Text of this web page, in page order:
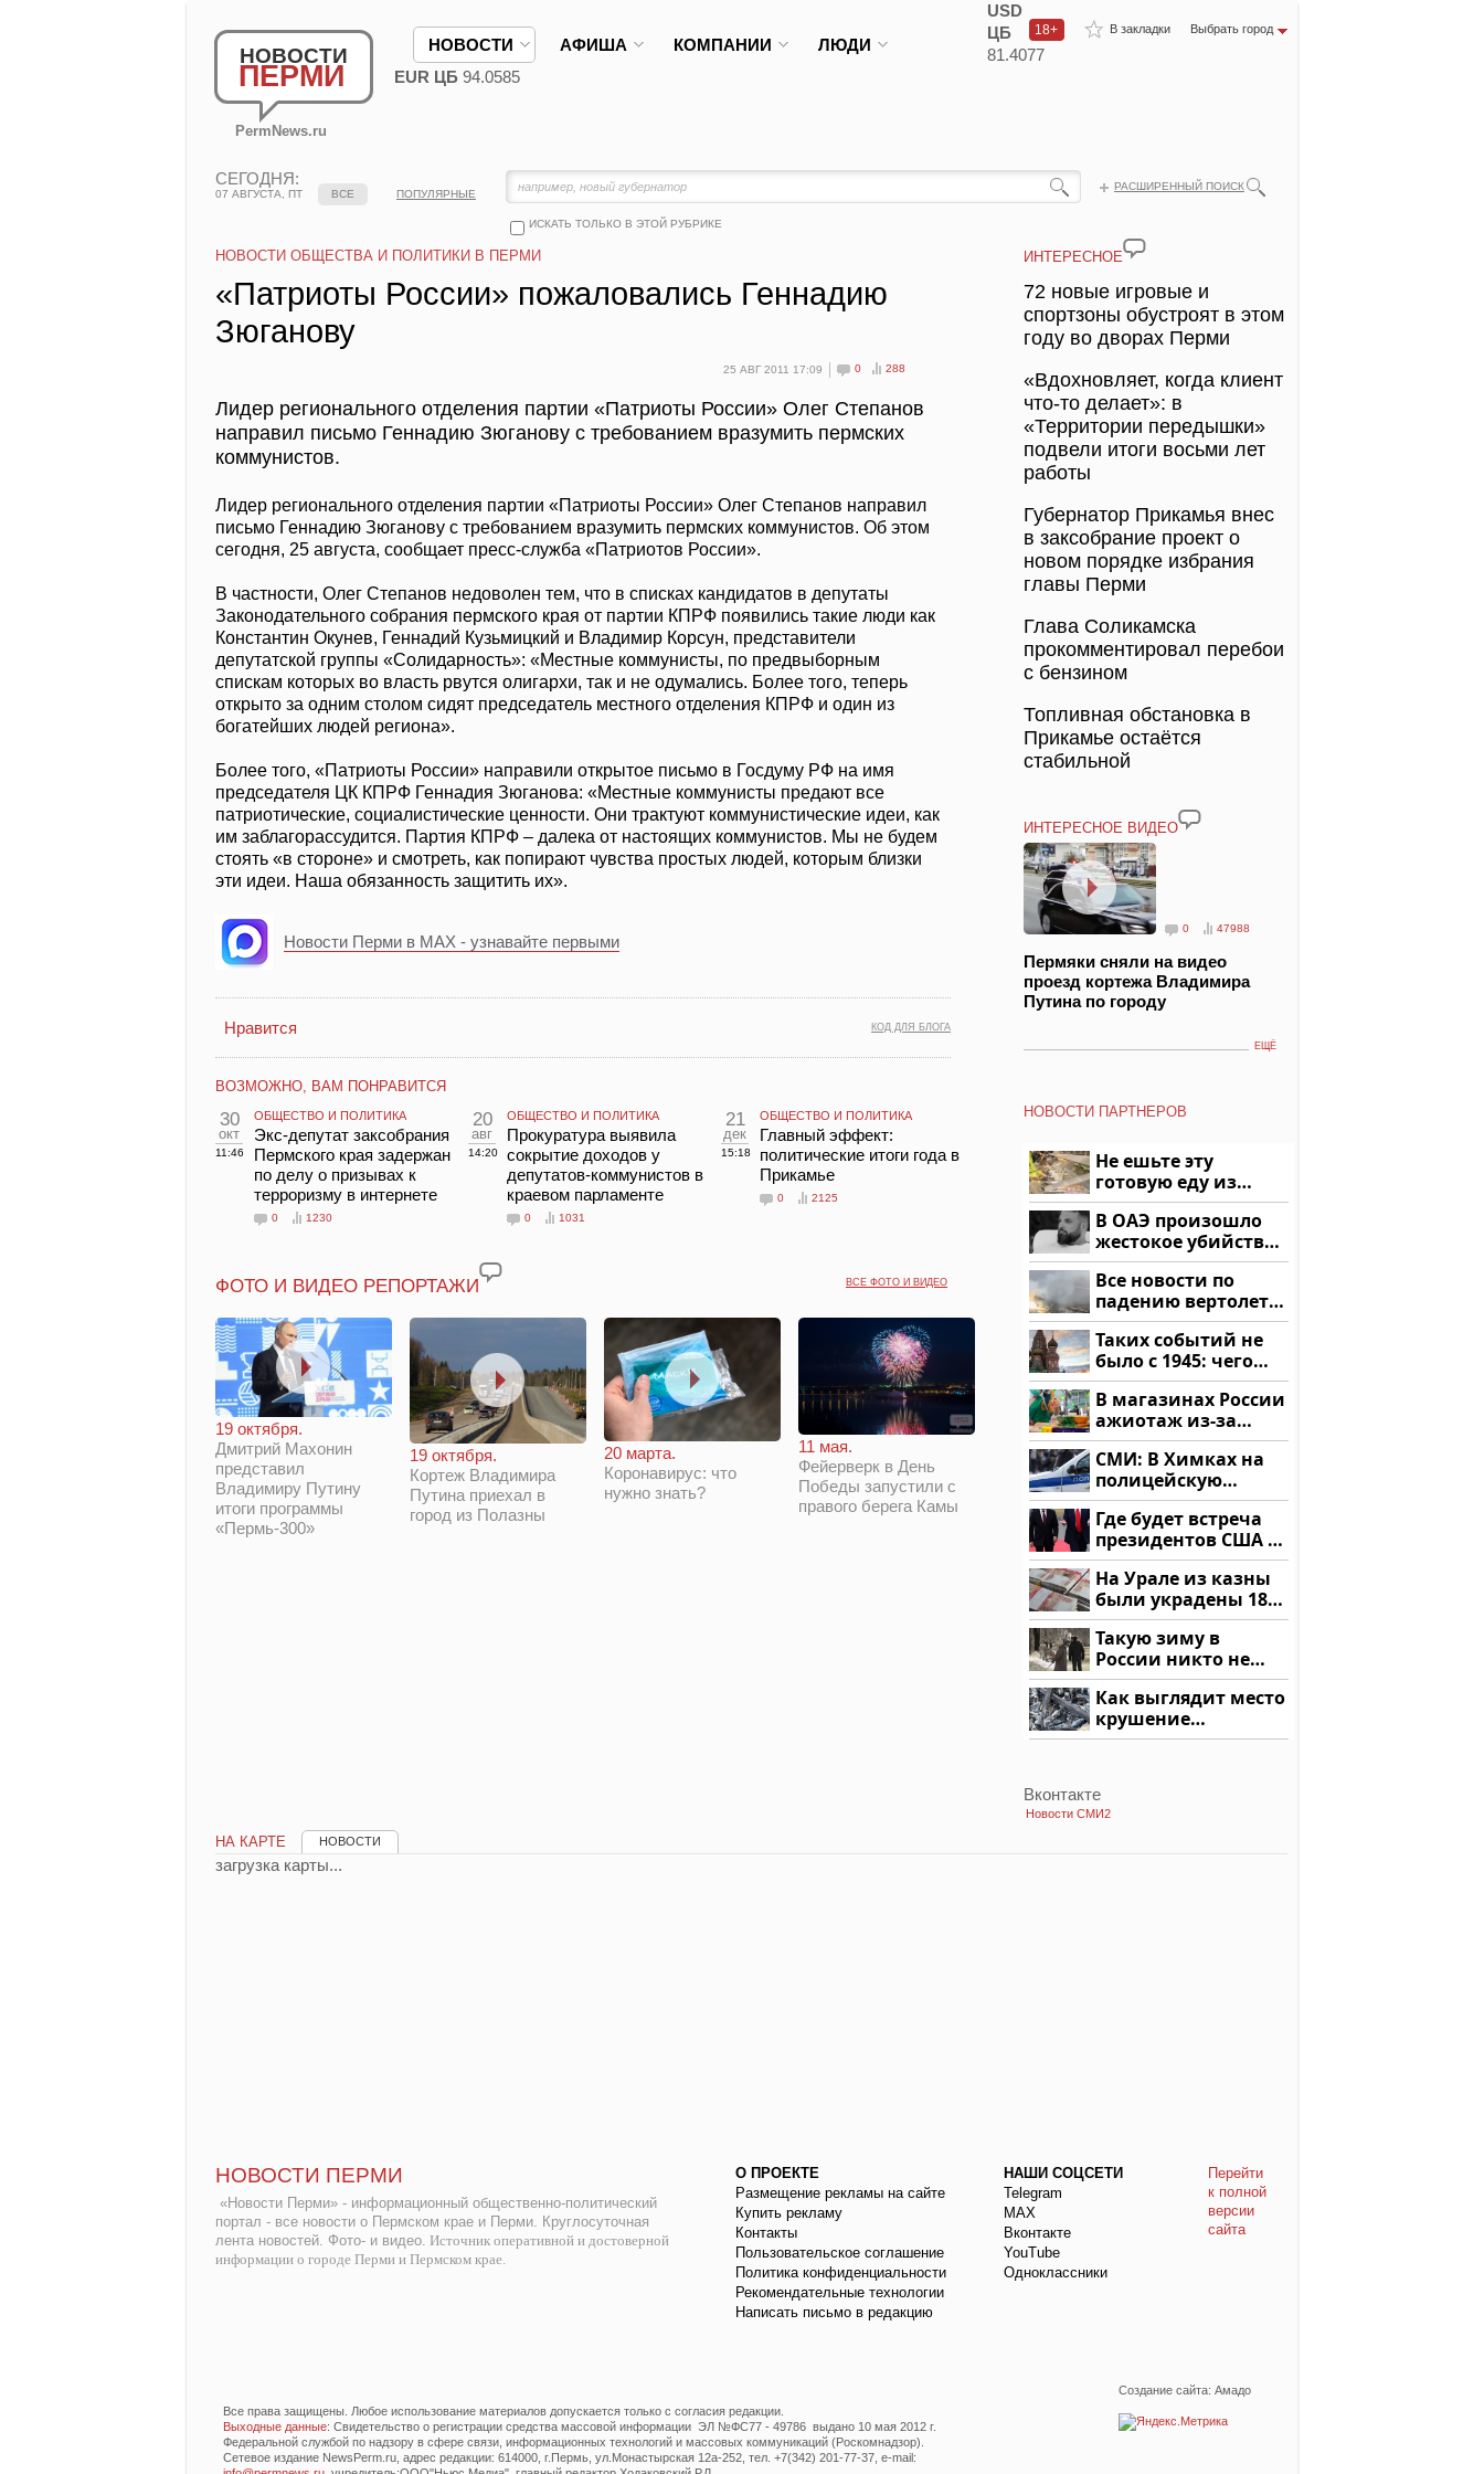
НОВОСТИ
ПЕРМИ
PermNews.ru
В закладки Выбрать город
18+
НОВОСТИ АФИША КОМПАНИИ ЛЮДИ
USD
ЦБ
81.4077
EUR ЦБ 94.0585
СЕГОДНЯ:
07 АВГУСТА, ПТ
РАСШИРЕННЫЙ ПОИСК
ИСКАТЬ ТОЛЬКО В ЭТОЙ РУБРИКЕ
ВСЕ ПОПУЛЯРНЫЕ
НОВОСТИ ОБЩЕСТВА И ПОЛИТИКИ В ПЕРМИ
«Патриоты России» пожаловались Геннадию
Зюганову
25 АВГ 2011 17:09 0 288
Лидер регионального отделения партии «Патриоты России» Олег Степанов
направил письмо Геннадию Зюганову с требованием вразумить пермских
коммунистов.
Лидер регионального отделения партии «Патриоты России» Олег Степанов направил
письмо Геннадию Зюганову с требованием вразумить пермских коммунистов. Об этом
сегодня, 25 августа, сообщает пресс-служба «Патриотов России».
В частности, Олег Степанов недоволен тем, что в списках кандидатов в депутаты
Законодательного собрания пермского края от партии КПРФ появились такие люди как
Константин Окунев, Геннадий Кузьмицкий и Владимир Корсун, представители
депутатской группы «Солидарность»: «Местные коммунисты, по предвыборным
спискам которых во власть рвутся олигархи, так и не одумались. Более того, теперь
открыто за одним столом сидят председатель местного отделения КПРФ и один из
богатейших людей региона».
Более того, «Патриоты России» направили открытое письмо в Госдуму РФ на имя
председателя ЦК КПРФ Геннадия Зюганова: «Местные коммунисты предают все
патриотические, социалистические ценности. Они трактуют коммунистические идеи, как
им заблагорассудится. Партия КПРФ – далека от настоящих коммунистов. Мы не будем
стоять «в стороне» и смотреть, как попирают чувства простых людей, которым близки
эти идеи. Наша обязанность защитить их».
Новости Перми в MAX - узнавайте первыми
КОД ДЛЯ БЛОГА
Нравится
ВОЗМОЖНО, ВАМ ПОНРАВИТСЯ
30
окт
11:46
ОБЩЕСТВО И ПОЛИТИКА
Экс-депутат заксобрания
Пермского края задержан
по делу о призывах к
терроризму в интернете
0 1230
20
авг
14:20
ОБЩЕСТВО И ПОЛИТИКА
Прокуратура выявила
сокрытие доходов у
депутатов-коммунистов в
краевом парламенте
0 1031
21
дек
15:18
ОБЩЕСТВО И ПОЛИТИКА
Главный эффект:
политические итоги года в
Прикамье
0 2125
ВСЕ ФОТО И ВИДЕО
ФОТО И ВИДЕО РЕПОРТАЖИ
19 октября.
Дмитрий Махонин
представил
Владимиру Путину
итоги программы
«Пермь-300»
19 октября.
Кортеж Владимира
Путина приехал в
город из Полазны
20 марта.
Коронавирус: что
нужно знать?
11 мая.
Фейерверк в День
Победы запустили с
правого берега Камы
ИНТЕРЕСНОЕ
72 новые игровые и
спортзоны обустроят в этом
году во дворах Перми
«Вдохновляет, когда клиент
что-то делает»: в
«Территории передышки»
подвели итоги восьми лет
работы
Губернатор Прикамья внес
в заксобрание проект о
новом порядке избрания
главы Перми
Глава Соликамска
прокомментировал перебои
с бензином
Топливная обстановка в
Прикамье остаётся
стабильной
ИНТЕРЕСНОЕ ВИДЕО
0 47988
Пермяки сняли на видео
проезд кортежа Владимира
Путина по городу
ЕЩЁ
НОВОСТИ ПАРТНЕРОВ
Не ешьте эту
готовую еду из
магазина: список
В ОАЭ произошло
жестокое убийство
криптомиллионера
Все новости по
падению вертолета
на Кавказе: читать
здесь
Таких событий не
было с 1945: чего
ждать всем нам?
В магазинах России
ажиотаж из-за
этого продукта: что
купить?
СМИ: В Химках на
полицейскую
машину напали и
подожгли.
Где будет встреча
президентов США и
России: Европа?
На Урале из казны
были украдены 18
миллионов рублей
Такую зиму в
России никто не
ждал: как так?!
Как выглядит место
крушение
вертолета на
Вконтакте
Новости СМИ2
НА КАРТЕ НОВОСТИ
загрузка карты...
НОВОСТИ ПЕРМИ
«Новости Перми» - информационный общественно-политический
портал - все новости о Пермском крае и Перми. Круглосуточная
лента новостей. Фото- и видео. Источник оперативной и достоверной
информации о городе Перми и Пермском крае.
О ПРОЕКТЕ
Размещение рекламы на сайте
Купить рекламу
Контакты
Пользовательское соглашение
Политика конфиденциальности
Рекомендательные технологии
Написать письмо в редакцию
НАШИ СОЦСЕТИ
Telegram
МАХ
Вконтакте
YouTube
Одноклассники
Перейти
к полной
версии
сайта
Создание сайта: Амадо
Все права защищены. Любое использование материалов допускается только с согласия редакции.
Выходные данные: Свидетельство о регистрации средства массовой информации ЭЛ №ФС77 - 49786 выдано 10 мая 2012 г.
Федеральной службой по надзору в сфере связи, информационных технологий и массовых коммуникаций (Роскомнадзор).
Сетевое издание NewsPerm.ru, адрес редакции: 614000, г.Пермь, ул.Монастырская 12а-252, тел. +7(342) 201-77-37, e-mail: